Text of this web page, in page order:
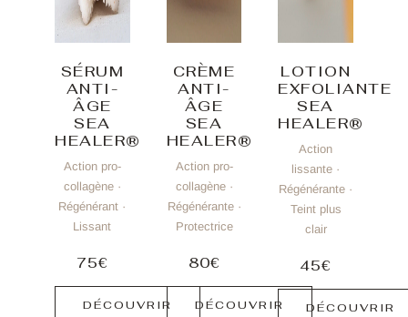
SÉRUM
ANTI-
ÂGE
SEA
HEALER®
Action pro-
collagène ·
Régénérant ·
Lissant
75€
DÉCOUVRIR
CRÈME
ANTI-
ÂGE
SEA
HEALER®
Action pro-
collagène ·
Régénérante ·
Protectrice
80€
DÉCOUVRIR
LOTION
EXFOLIANTE
SEA
HEALER®
Action
lissante ·
Régénérante ·
Teint plus
clair
45€
DÉCOUVRIR